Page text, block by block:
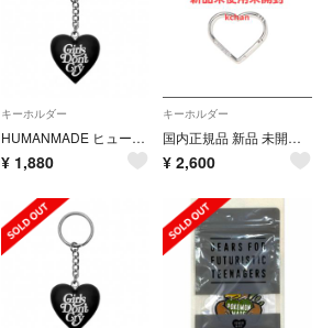
キーホルダー
HUMANMADE ヒューマンメイド GirlsDontCry キーホルダー黒白
¥ 1,880
キーホルダー
国内正規品 新品 未開封 ヒューマンメイド HEART CARABINER 銀色
¥ 2,600